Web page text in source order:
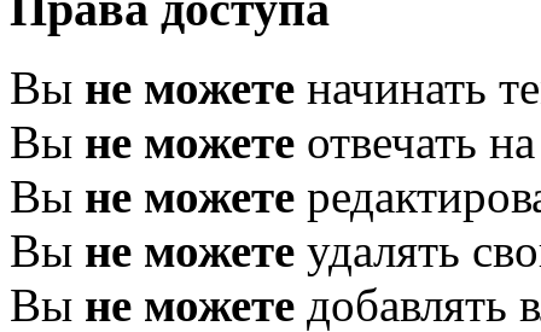
Вы не можете начинать
Вы не можете отвечать
Вы не можете
Вы не можете удалять
Вы не можете добавлять